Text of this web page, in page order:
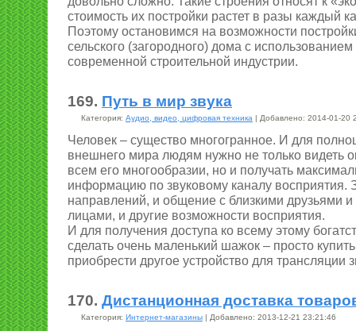
стоимость их постройки растет в разы каждый
Поэтому остановимся на возможности
сельского (загородного) дома с
современной строительной индустрии.
169. Путь в мир звука
Категория: Аудио, видео, цифровая техника | Добавлено: 2014-01-20
Человек – существо многогранное. И для
внешнего мира людям нужно не только видеть
всем его многообразии, но и получать
информацию по звуковому каналу восприятия.
направлений, и общение с близкими друзьями
лицами, и другие возможности восприятия.
И для получения доступа ко всему этому
сделать очень маленький шажок – просто
приобрести другое устройство для трансляции
170. Дистанционная доставка
Категория: Интернет-магазины | Добавлено: 2013-12-21 23:21:46